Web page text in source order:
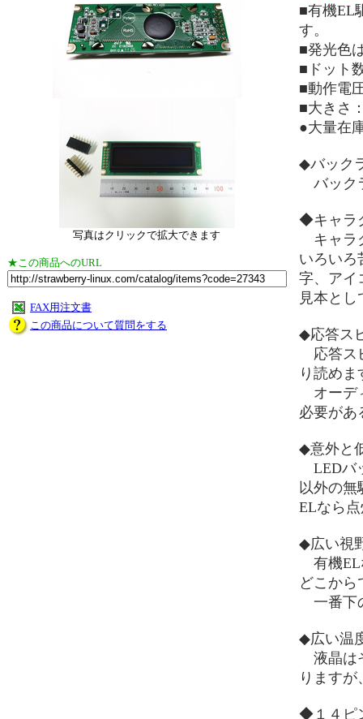
写真はクリックで拡大できます
★この商品へのURL
FAX用注文書
この商品について質問をする
■有機EL
す。
■発光色
■ドット
■動作電
■大きさ
●大量在
◆バック
バック
◆キャラ
キャラ
いろいろ
字、アイ
見本と
◆応答ス
応答ス
り読め
オーデ
必要があ
◆意外と
LEDバ
以外の
ELなら
◆広い視
有機EL
どこから
一番下
◆広い温
液晶は
ります
◆１４ピ